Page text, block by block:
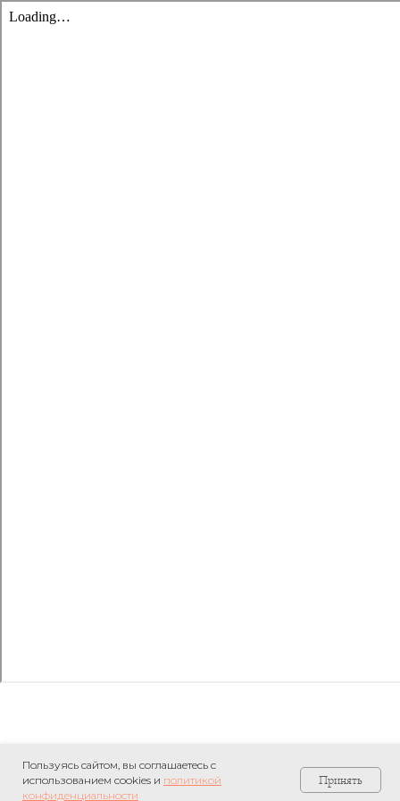
Пользуясь сайтом, вы соглашаетесь с
использованием cookies и политикой
конфиденциальности
Принять